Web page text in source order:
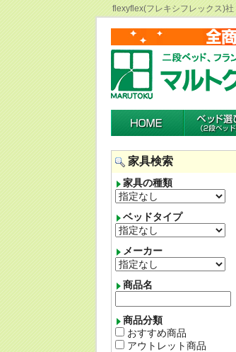
flexyflex(フレキシフレックス)
家具検索
家具の種類
ベッドタイプ
メーカー
商品名
商品分類
おすすめ商品
アウトレット商品